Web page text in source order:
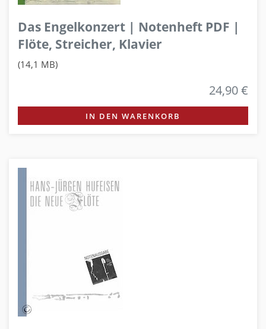
Das Engelkonzert | Notenheft PDF |
Flöte, Streicher, Klavier
(14,1 MB)
24,90 €
IN DEN WARENKORB